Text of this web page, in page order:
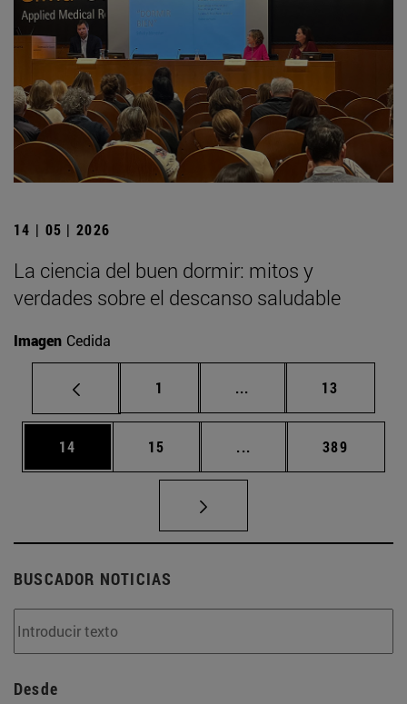
14 | 05 | 2026
La ciencia del buen dormir: mitos y
verdades sobre el descanso saludable
Imagen Cedida
Página
1 ... Páginas intermedias
Página
13
Página
14 Página
15 ... Páginas intermedias
Página
389
BUSCADOR NOTICIAS
Desde